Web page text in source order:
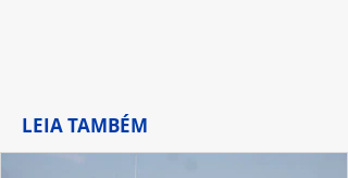
LEIA TAMBÉM